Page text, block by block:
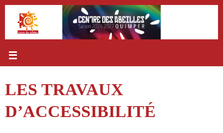
Passer
contenu
LES TRAVAUX
D’ACCESSIBILITÉ